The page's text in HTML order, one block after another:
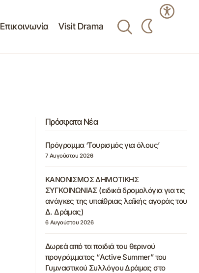
Επικοινωνία Visit Drama
Πρόσφατα Νέα
Πρόγραμμα ‘Τουρισμός για όλους’
7 Αυγούστου 2026
ΚΑΝΟΝΙΣΜΟΣ ΔΗΜΟΤΙΚΗΣ
ΣΥΓΚΟΙΝΩΝΙΑΣ (ειδικά δρομολόγια για τις
ανάγκες της υπαίθριας λαϊκής αγοράς του
Δ. Δράμας)
6 Αυγούστου 2026
Δωρεά από τα παιδιά του θερινού
προγράμματος “Active Summer” του
Γυμναστικού Συλλόγου Δράμας στο